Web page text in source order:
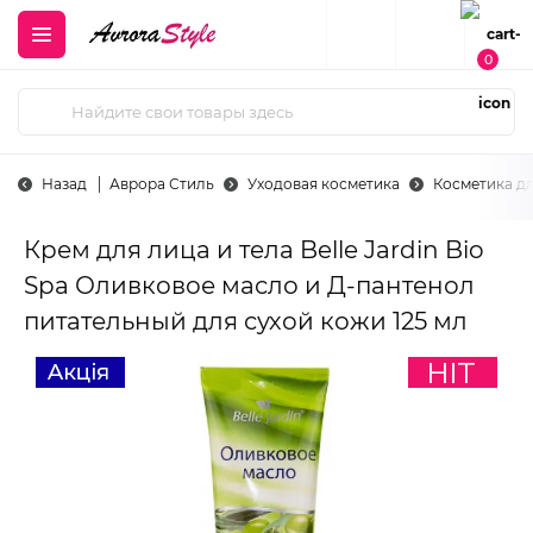
0
Назад Аврора Стиль Уходовая косметика Косметика
Крем для лица и тела Belle Jardin Bio
Spa Оливковое масло и Д-пантенол
питательный для сухой кожи 125 мл